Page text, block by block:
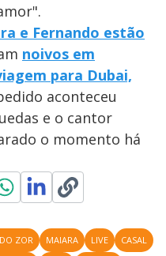
e Fernando estão
noivos em
para Dubai,
aconteceu
e o cantor
o momento há
ZOR MAIARA LIVE
CASAL